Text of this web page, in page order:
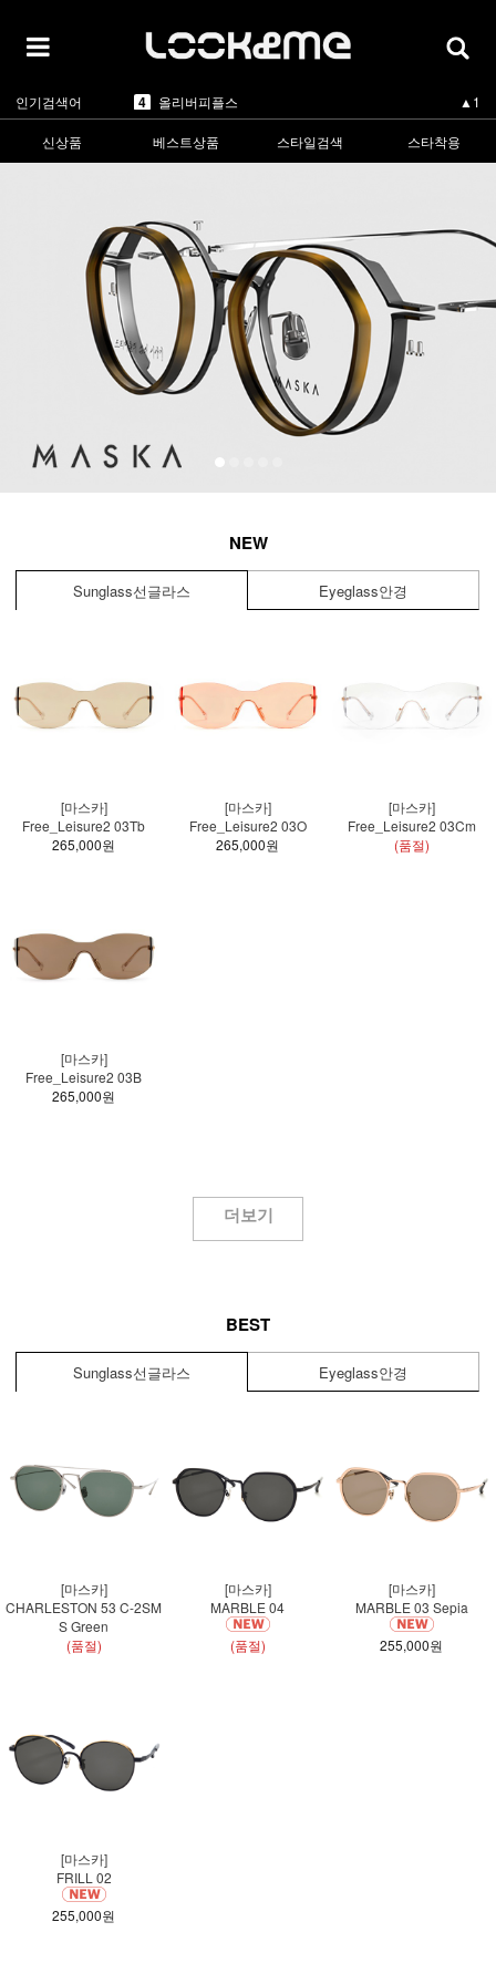
인기검색어
1 라피스센시블레 ▲2
마스카 ▲5
4 올리버피플스 ▲1
5 카렌워커 -
라피스센시블레
신상품 베스트상품 스타일검색 스타착용
NEW
Sunglass선글라스 Eyeglass안경
[마스카]
Free_Leisure2 03Tb
265,000원
[마스카]
Free_Leisure2 03O
265,000원
[마스카]
Free_Leisure2 03Cm
(품절)
[마스카]
Free_Leisure2 03B
265,000원
더보기
BEST
Sunglass선글라스 Eyeglass안경
[마스카]
CHARLESTON 53 C-2SM
S Green
(품절)
[마스카]
MARBLE 04
(품절)
[마스카]
MARBLE 03 Sepia
255,000원
[마스카]
FRILL 02
255,000원